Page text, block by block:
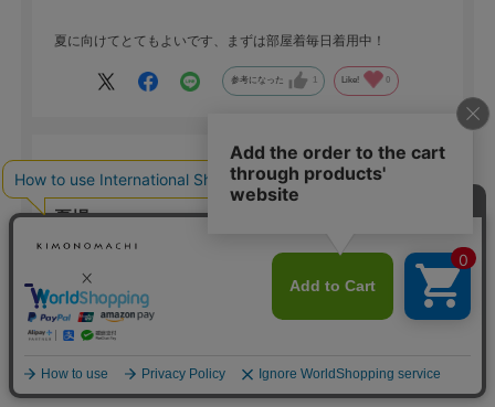
夏に向けてとてもよいです、まずは部屋着毎日着用中！
参考になった 1 Like! 0
夏場
色：L サイズ：黒黒
Lee
年代: 身長:
生地が薄めなので、夏場も快適そうです